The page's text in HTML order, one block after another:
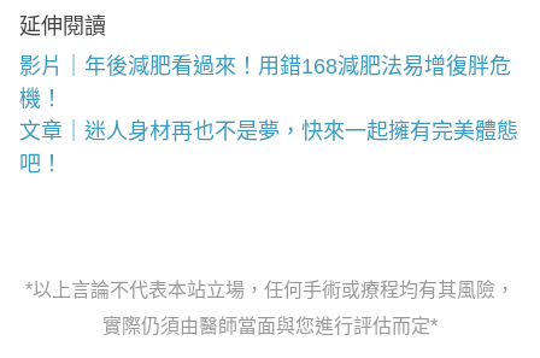
延伸閱讀
影片｜年後減肥看過來！用錯168減肥法易增復胖危
機！
文章｜迷人身材再也不是夢，快來一起擁有完美體態
吧！
*以上言論不代表本站立場，任何手術或療程均有其風險，
實際仍須由醫師當面與您進行評估而定*